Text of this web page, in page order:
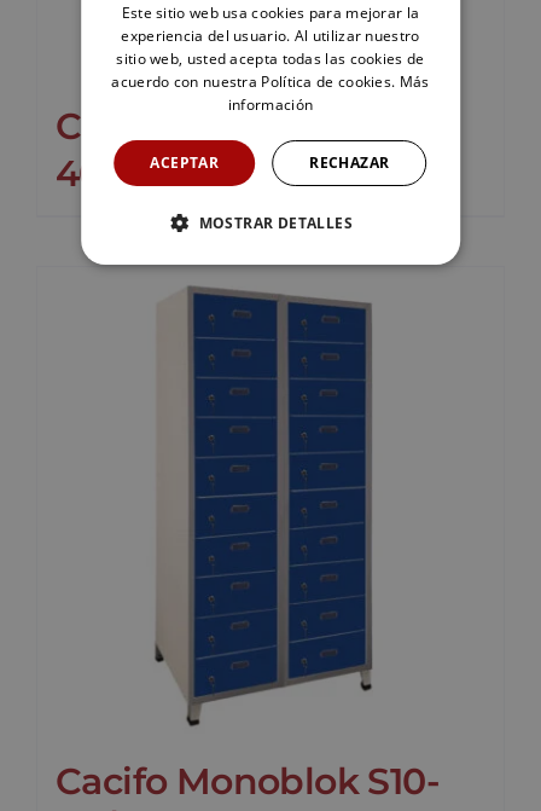
Cacifo Monoblok S10-
40/1
Cacifo Monoblok S10-
Este sitio web usa cookies para mejorar la
experiencia del usuario. Al utilizar nuestro
sitio web, usted acepta todas las cookies de
acuerdo con nuestra Política de cookies. Más
información
ACEPTAR RECHAZAR
MOSTRAR DETALLES